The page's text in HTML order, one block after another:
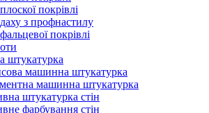
покрівлі
з профнастилу
покрівлі
штукатурка
машинна штукатурка
машинна штукатурка
штукатурка стін
фарбування стін